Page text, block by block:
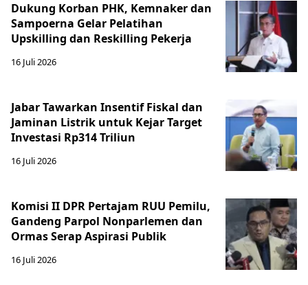
Dukung Korban PHK, Kemnaker dan
Sampoerna Gelar Pelatihan
Upskilling dan Reskilling Pekerja
16 Juli 2026
Jabar Tawarkan Insentif Fiskal dan
Jaminan Listrik untuk Kejar Target
Investasi Rp314 Triliun
16 Juli 2026
Komisi II DPR Pertajam RUU Pemilu,
Gandeng Parpol Nonparlemen dan
Ormas Serap Aspirasi Publik
16 Juli 2026